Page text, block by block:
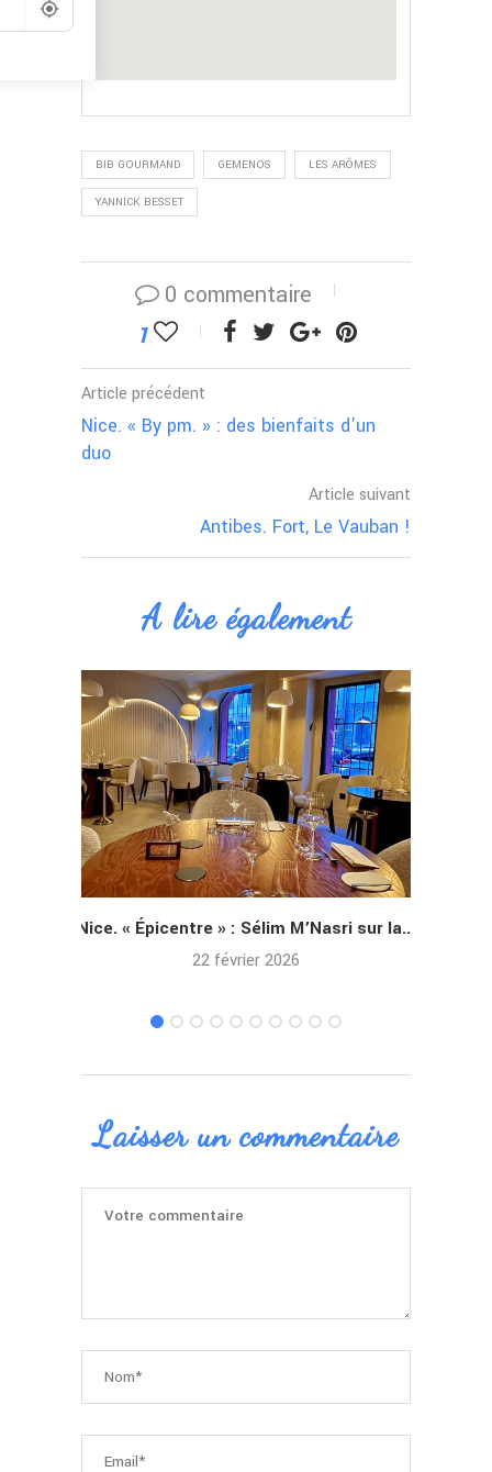
BIB GOURMAND GEMENOS LES ARÔMES
YANNICK BESSET
0 commentaire
1
Article précédent
Nice. « By pm. » : des bienfaits d’un
duo
Article suivant
Antibes. Fort, Le Vauban !
A lire également
Nice. « Épicentre » : Sélim M’Nasri sur la...
22 février 2026
Laisser un commentaire